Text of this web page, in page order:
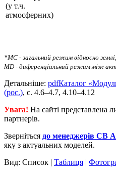
(у т.ч.
атмосферних)
*MC - загальний режим відносно землі,
MD - диференціальний режим між
Детальніше: pdfКаталог
(рос.), с. 4.6–4.7, 4.10–4.12
Увага! На сайті представлена
партнерів.
Зверніться до менеджерів СВ
яку з актуальних моделей.
Вид: Список | Таблиця |